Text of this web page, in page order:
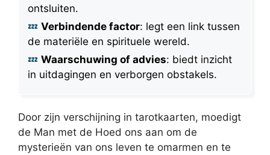
ontsluiten.
Verbindende factor: legt een link tussen
de materiële en spirituele wereld.
Waarschuwing of advies: biedt inzicht
in uitdagingen en verborgen obstakels.
Door zijn verschijning in tarotkaarten, moedigt
de Man met de Hoed ons aan om de
mysterieën van ons leven te omarmen en te